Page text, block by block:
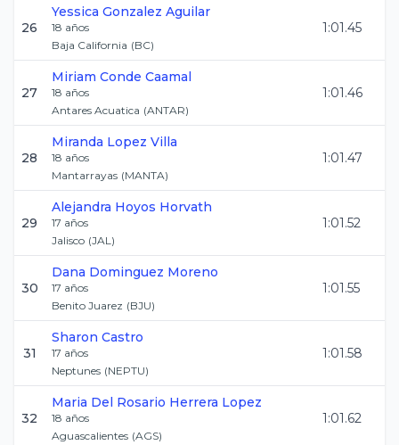
26
Yessica Gonzalez Aguilar
18 años
Baja California (BC)
1:01.45
27
Miriam Conde Caamal
18 años
Antares Acuatica (ANTAR)
1:01.46
28
Miranda Lopez Villa
18 años
Mantarrayas (MANTA)
1:01.47
29
Alejandra Hoyos Horvath
17 años
Jalisco (JAL)
1:01.52
30
Dana Dominguez Moreno
17 años
Benito Juarez (BJU)
1:01.55
31
Sharon Castro
17 años
Neptunes (NEPTU)
1:01.58
32
Maria Del Rosario Herrera Lopez
18 años
Aguascalientes (AGS)
1:01.62